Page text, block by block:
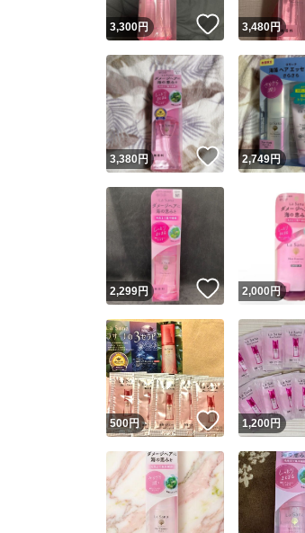
3,300円 いいね！
3,480円
3,380円 いいね！
2,749円
2,299円 いいね！
2,000 円
500円 いいね！
1,200円